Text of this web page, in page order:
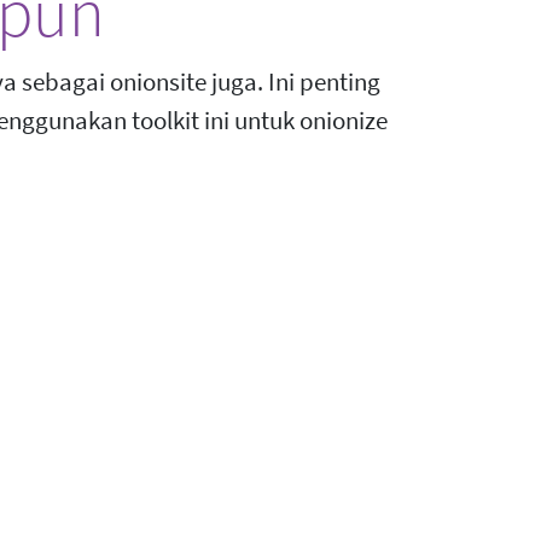
sebagai onionsite juga. Ini penting
toolkit ini untuk onionize